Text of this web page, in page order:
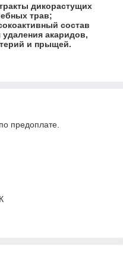
дикорастущих
трав;
состав
удаления акаридов,
и прыщей.
предоплате.